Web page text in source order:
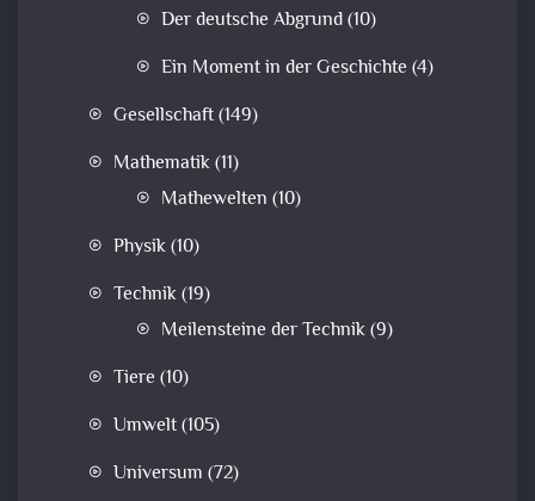
Der deutsche Abgrund(10)
Ein Moment in der Geschichte (4)
Gesellschaft(149)
Mathematik(11)
Mathewelten (10)
Physik(10)
Technik(19)
Meilensteine der Technik(9)
Tiere (10)
Umwelt(105)
Universum (72)